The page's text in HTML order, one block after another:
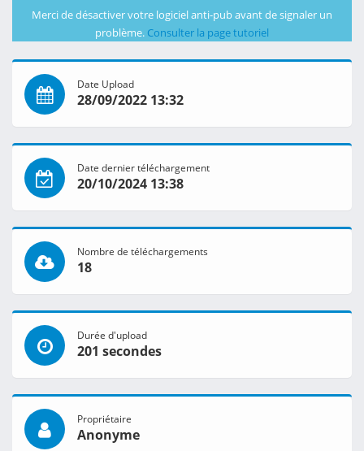
Merci de désactiver votre logiciel anti-pub avant de signaler un
problème. Consulter la page tutoriel
Date Upload
28/09/2022 13:32
Date dernier téléchargement
20/10/2024 13:38
Nombre de téléchargements
18
Durée d'upload
201 secondes
Propriétaire
Anonyme